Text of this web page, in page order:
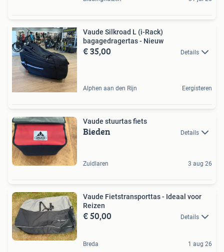
Vaude Silkroad L (i-Rack)
bagagedragertas - Nieuw
€ 35,00 Details
Alphen aan den Rijn Eergisteren
Vaude stuurtas fiets
Bieden Details
Zuidlaren 3 aug 26
Vaude Fietstransporttas - Ideaal voor
Reizen
€ 50,00 Details
Breda 1 aug 26